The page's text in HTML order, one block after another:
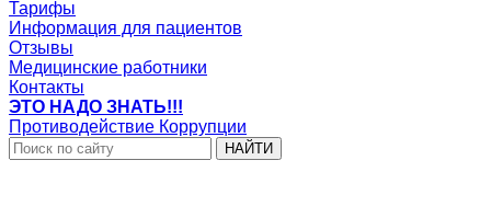
Тарифы
Информация для пациентов
Отзывы
Медицинские работники
Контакты
ЭТО НАДО ЗНАТЬ!!!
Противодействие Коррупции
НАЙТИ